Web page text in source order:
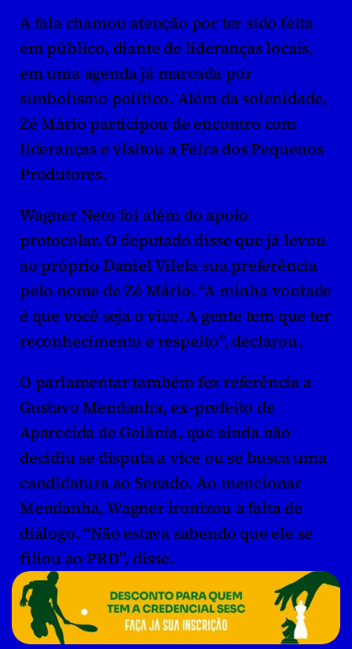
A fala chamou atenção por ter sido feita
em público, diante de lideranças locais,
em uma agenda já marcada por
simbolismo político. Além da solenidade,
Zé Mário participou de encontro com
lideranças e visitou a Feira dos Pequenos
Produtores.
Wagner Neto foi além do apoio
protocolar. O deputado disse que já levou
ao próprio Daniel Vilela sua preferência
pelo nome de Zé Mário. “A minha vontade
é que você seja o vice. A gente tem que ter
reconhecimento e respeito”, declarou.
O parlamentar também fez referência a
Gustavo Mendanha, ex-prefeito de
Aparecida de Goiânia, que ainda não
decidiu se disputa a vice ou se busca uma
candidatura ao Senado. Ao mencionar
Mendanha, Wagner ironizou a falta de
diálogo. “Não estava sabendo que ele se
filiou ao PRD”, disse.